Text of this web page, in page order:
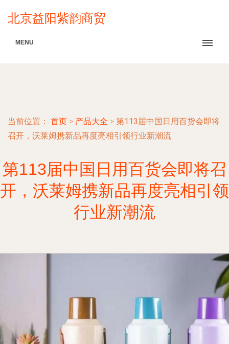
北京益阳紫韵商贸
MENU
当前位置： 首页 > 产品大全 > 第113届中国日用百货会即将
召开，沃莱姆携新品再度亮相引领行业新潮流
第113届中国日用百货会即将召
开，沃莱姆携新品再度亮相引领
行业新潮流